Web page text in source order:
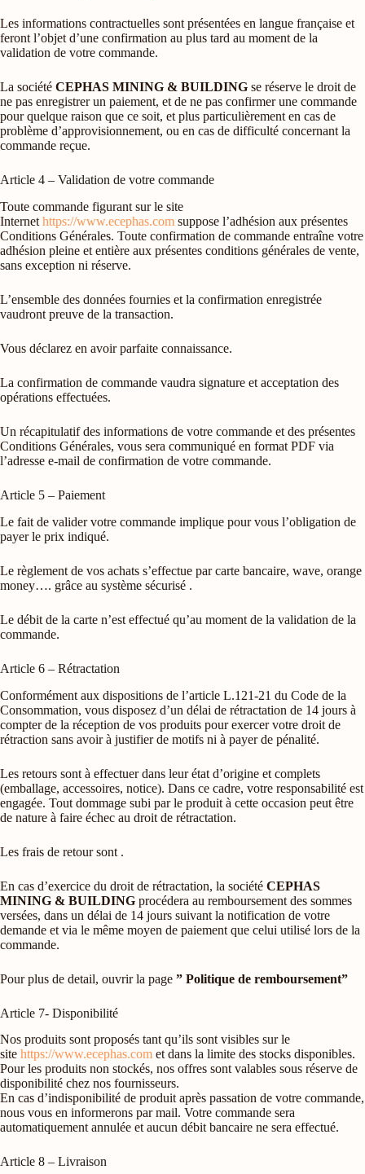
Les informations contractuelles sont présentées en langue française et
feront l’objet d’une confirmation au plus tard au moment de la
validation de votre commande.
La société CEPHAS MINING & BUILDING se réserve le droit de
ne pas enregistrer un paiement, et de ne pas confirmer une commande
pour quelque raison que ce soit, et plus particulièrement en cas de
problème d’approvisionnement, ou en cas de difficulté concernant la
commande reçue.
Article 4 – Validation de votre commande
Toute commande figurant sur le site
Internet https://www.ecephas.com suppose l’adhésion aux présentes
Conditions Générales. Toute confirmation de commande entraîne votre
adhésion pleine et entière aux présentes conditions générales de vente,
sans exception ni réserve.
L’ensemble des données fournies et la confirmation enregistrée
vaudront preuve de la transaction.
Vous déclarez en avoir parfaite connaissance.
La confirmation de commande vaudra signature et acceptation des
opérations effectuées.
Un récapitulatif des informations de votre commande et des présentes
Conditions Générales, vous sera communiqué en format PDF via
l’adresse e-mail de confirmation de votre commande.
Article 5 – Paiement
Le fait de valider votre commande implique pour vous l’obligation de
payer le prix indiqué.
Le règlement de vos achats s’effectue par carte bancaire, wave, orange
money…. grâce au système sécurisé .
Le débit de la carte n’est effectué qu’au moment de la validation de la
commande.
Article 6 – Rétractation
Conformément aux dispositions de l’article L.121-21 du Code de la
Consommation, vous disposez d’un délai de rétractation de 14 jours à
compter de la réception de vos produits pour exercer votre droit de
rétraction sans avoir à justifier de motifs ni à payer de pénalité.
Les retours sont à effectuer dans leur état d’origine et complets
(emballage, accessoires, notice). Dans ce cadre, votre responsabilité est
engagée. Tout dommage subi par le produit à cette occasion peut être
de nature à faire échec au droit de rétractation.
Les frais de retour sont .
En cas d’exercice du droit de rétractation, la société CEPHAS
MINING & BUILDING procédera au remboursement des sommes
versées, dans un délai de 14 jours suivant la notification de votre
demande et via le même moyen de paiement que celui utilisé lors de la
commande.
Pour plus de detail, ouvrir la page ” Politique de remboursement”
Article 7- Disponibilité
Nos produits sont proposés tant qu’ils sont visibles sur le
site https://www.ecephas.com et dans la limite des stocks disponibles.
Pour les produits non stockés, nos offres sont valables sous réserve de
disponibilité chez nos fournisseurs.
En cas d’indisponibilité de produit après passation de votre commande,
nous vous en informerons par mail. Votre commande sera
automatiquement annulée et aucun débit bancaire ne sera effectué.
Article 8 – Livraison